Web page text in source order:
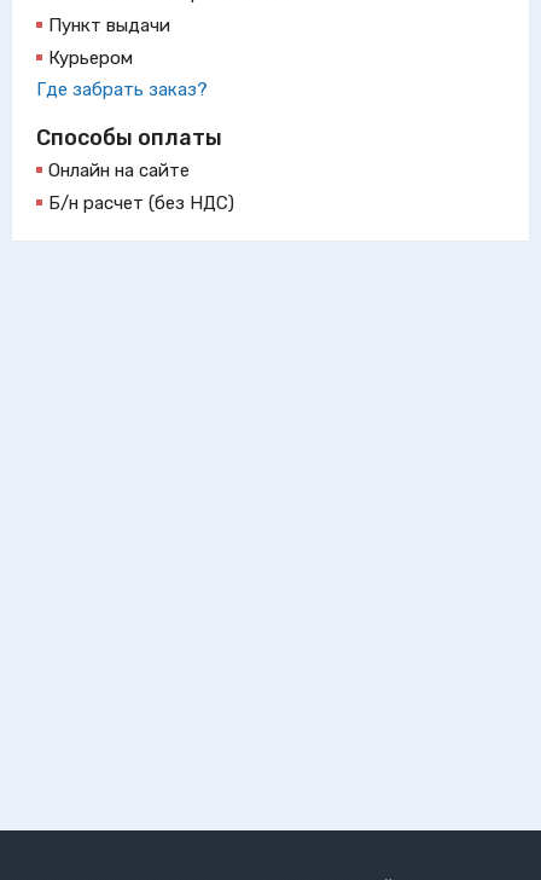
Пункт выдачи
Курьером
Где забрать заказ?
Способы оплаты
Онлайн на сайте
Б/н расчет (без НДС)